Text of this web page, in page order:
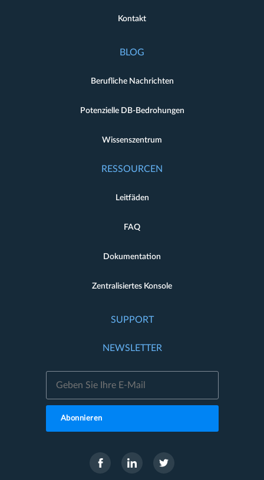
Kontakt
BLOG
Berufliche Nachrichten
Potenzielle DB-Bedrohungen
Wissenszentrum
RESSOURCEN
Leitfäden
FAQ
Dokumentation
Zentralisiertes Konsole
SUPPORT
NEWSLETTER
Abonnieren